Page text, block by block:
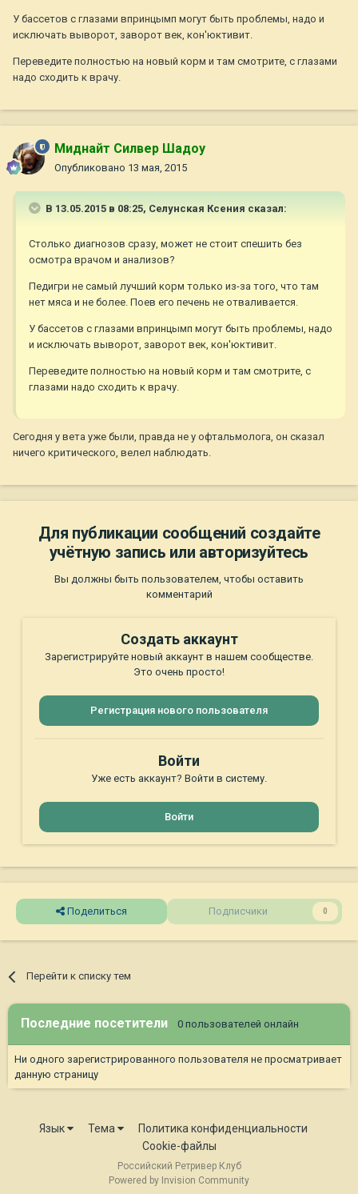
У бассетов с глазами впринцымп могут быть проблемы, надо и
исключать выворот, заворот век, кон'юктивит.
Переведите полностью на новый корм и там смотрите, с глазами
надо сходить к врачу.
Миднайт Силвер Шадоу
Опубликовано 13 мая, 2015
В 13.05.2015 в 08:25, Селунская Ксения сказал:
Столько диагнозов сразу, может не стоит спешить без
осмотра врачом и анализов?
Педигри не самый лучший корм только из-за того, что там
нет мяса и не более. Поев его печень не отваливается.
У бассетов с глазами впринцымп могут быть проблемы, надо
и исключать выворот, заворот век, кон'юктивит.
Переведите полностью на новый корм и там смотрите, с
глазами надо сходить к врачу.
Сегодня у вета уже были, правда не у офтальмолога, он сказал
ничего критического, велел наблюдать.
Для публикации сообщений создайте
учётную запись или авторизуйтесь
Вы должны быть пользователем, чтобы оставить
комментарий
Создать аккаунт
Зарегистрируйте новый аккаунт в нашем сообществе.
Это очень просто!
Регистрация нового пользователя
Войти
Уже есть аккаунт? Войти в систему.
Войти
Поделиться Подписчики 0
Перейти к списку тем
Последние посетители 0 пользователей онлайн
Ни одного зарегистрированного пользователя не просматривает
данную страницу
Язык Тема
Политика конфиденциальности
Cookie-файлы
Российский Ретривер Клуб
Powered by Invision Community